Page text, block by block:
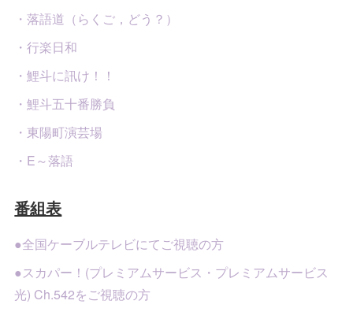
・落語道（らくご，どう？）
・行楽日和
・鯉斗に訊け！！
・鯉斗五十番勝負
・東陽町演芸場
・E～落語
番組表
●全国ケーブルテレビにてご視聴の方
●スカパー！(プレミアムサービス・プレミアムサービス
光) Ch.542をご視聴の方